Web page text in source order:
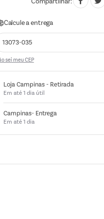
sei meu CEP
Loja Campinas - Retirada
Em até 1 dia útil
Campinas- Entrega
Em até 1 dia